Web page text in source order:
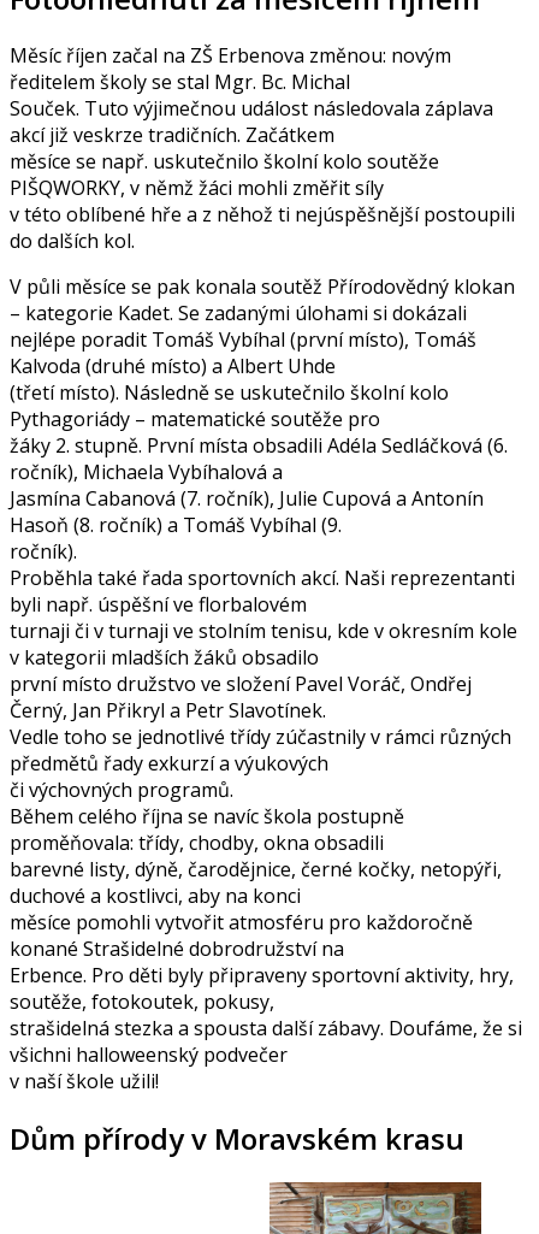
Měsíc říjen začal na ZŠ Erbenova změnou: novým
ředitelem školy se stal Mgr. Bc. Michal
Souček. Tuto výjimečnou událost následovala záplava
akcí již veskrze tradičních. Začátkem
měsíce se např. uskutečnilo školní kolo soutěže
PIŠQWORKY, v němž žáci mohli změřit síly
v této oblíbené hře a z něhož ti nejúspěšnější postoupili
do dalších kol.
V půli měsíce se pak konala soutěž Přírodovědný klokan
– kategorie Kadet. Se zadanými úlohami si dokázali
nejlépe poradit Tomáš Vybíhal (první místo), Tomáš
Kalvoda (druhé místo) a Albert Uhde
(třetí místo). Následně se uskutečnilo školní kolo
Pythagoriády – matematické soutěže pro
žáky 2. stupně. První místa obsadili Adéla Sedláčková (6.
ročník), Michaela Vybíhalová a
Jasmína Cabanová (7. ročník), Julie Cupová a Antonín
Hasoň (8. ročník) a Tomáš Vybíhal (9.
ročník).
Proběhla také řada sportovních akcí. Naši reprezentanti
byli např. úspěšní ve florbalovém
turnaji či v turnaji ve stolním tenisu, kde v okresním kole
v kategorii mladších žáků obsadilo
první místo družstvo ve složení Pavel Voráč, Ondřej
Černý, Jan Přikryl a Petr Slavotínek.
Vedle toho se jednotlivé třídy zúčastnily v rámci různých
předmětů řady exkurzí a výukových
či výchovných programů.
Během celého října se navíc škola postupně
proměňovala: třídy, chodby, okna obsadili
barevné listy, dýně, čarodějnice, černé kočky, netopýři,
duchové a kostlivci, aby na konci
měsíce pomohli vytvořit atmosféru pro každoročně
konané Strašidelné dobrodružství na
Erbence. Pro děti byly připraveny sportovní aktivity, hry,
soutěže, fotokoutek, pokusy,
strašidelná stezka a spousta další zábavy. Doufáme, že si
všichni halloweenský podvečer
v naší škole užili!
Dům přírody v Moravském krasu